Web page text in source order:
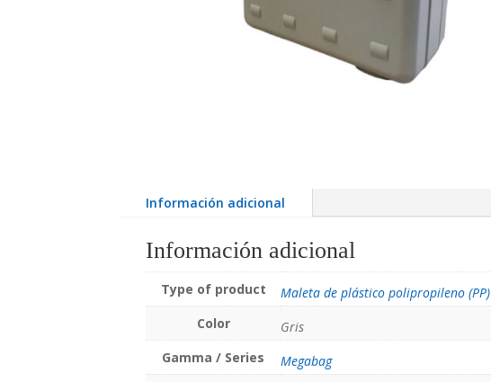
Información adicional
Información adicional
Type of product
Maleta de plástico polipropileno (PP)
Color
Gris
Gamma / Series
Megabag